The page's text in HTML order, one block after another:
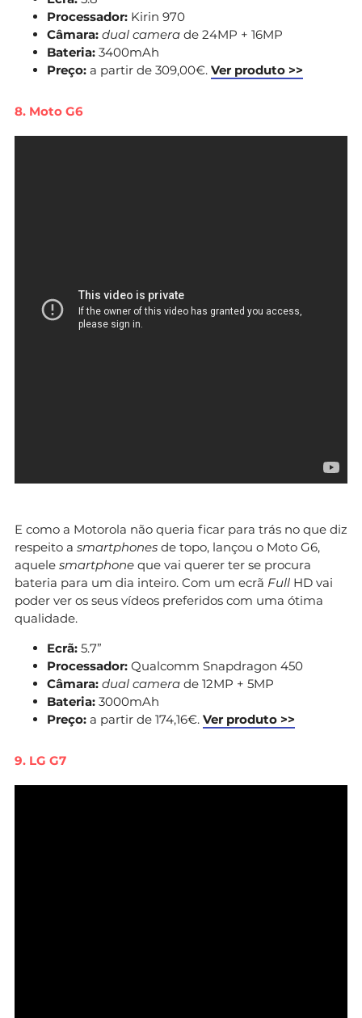
Processador: Kirin 970
Câmara: dual camera de 24MP + 16MP
Bateria: 3400mAh
Preço: a partir de 309,00€. Ver produto >>
8. Moto G6
E como a Motorola não queria ficar para trás no que diz
respeito a smartphones de topo, lançou o Moto G6,
aquele smartphone que vai querer ter se procura
bateria para um dia inteiro. Com um ecrã Full HD vai
poder ver os seus vídeos preferidos com uma ótima
qualidade.
Ecrã: 5.7”
Processador: Qualcomm Snapdragon 450
Câmara: dual camera de 12MP + 5MP
Bateria: 3000mAh
Preço: a partir de 174,16€. Ver produto >>
9. LG G7